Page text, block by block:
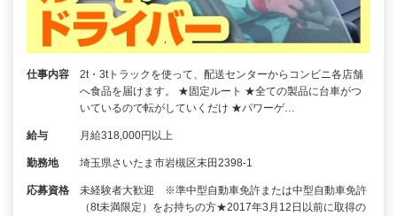
仕事内容
2t・3tトラックを使って、配送センターからコンビニ各店舗
へ食品を届けます。 ★固定ルート ★全ての製品に台車がつ
いているので転がしていくだけ ★パワーゲ…
給与 月給318,000円以上
勤務地 埼玉県さいたま市岩槻区末田2398-1
応募資格
未経験者大歓迎 ※準中型自動車免許または中型自動車免許
（8t未満限定）をお持ちの方★2017年3月12日以前に取得の